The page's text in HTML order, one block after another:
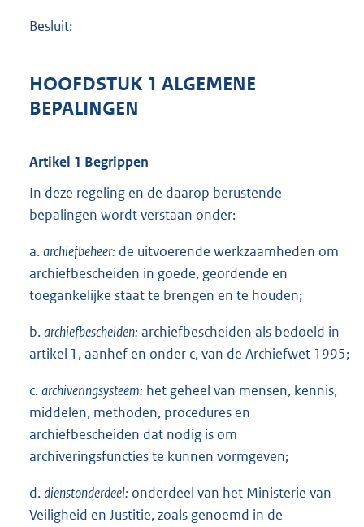
Besluit:
HOOFDSTUK 1 ALGEMENE
BEPALINGEN
Artikel 1 Begrippen
In deze regeling en de daarop berustende
bepalingen wordt verstaan onder:
a.archiefbeheer: de uitvoerende werkzaamheden om
archiefbescheiden in goede, geordende en
toegankelijke staat te brengen en te houden;
b.archiefbescheiden: archiefbescheiden als bedoeld in
artikel 1, aanhef en onder c, van de Archiefwet 1995;
c.archiveringsysteem: het geheel van mensen, kennis,
middelen, methoden, procedures en
archiefbescheiden dat nodig is om
archiveringsfuncties te kunnen vormgeven;
d.dienstonderdeel: onderdeel van het Ministerie van
Veiligheid en Justitie, zoals genoemd in de